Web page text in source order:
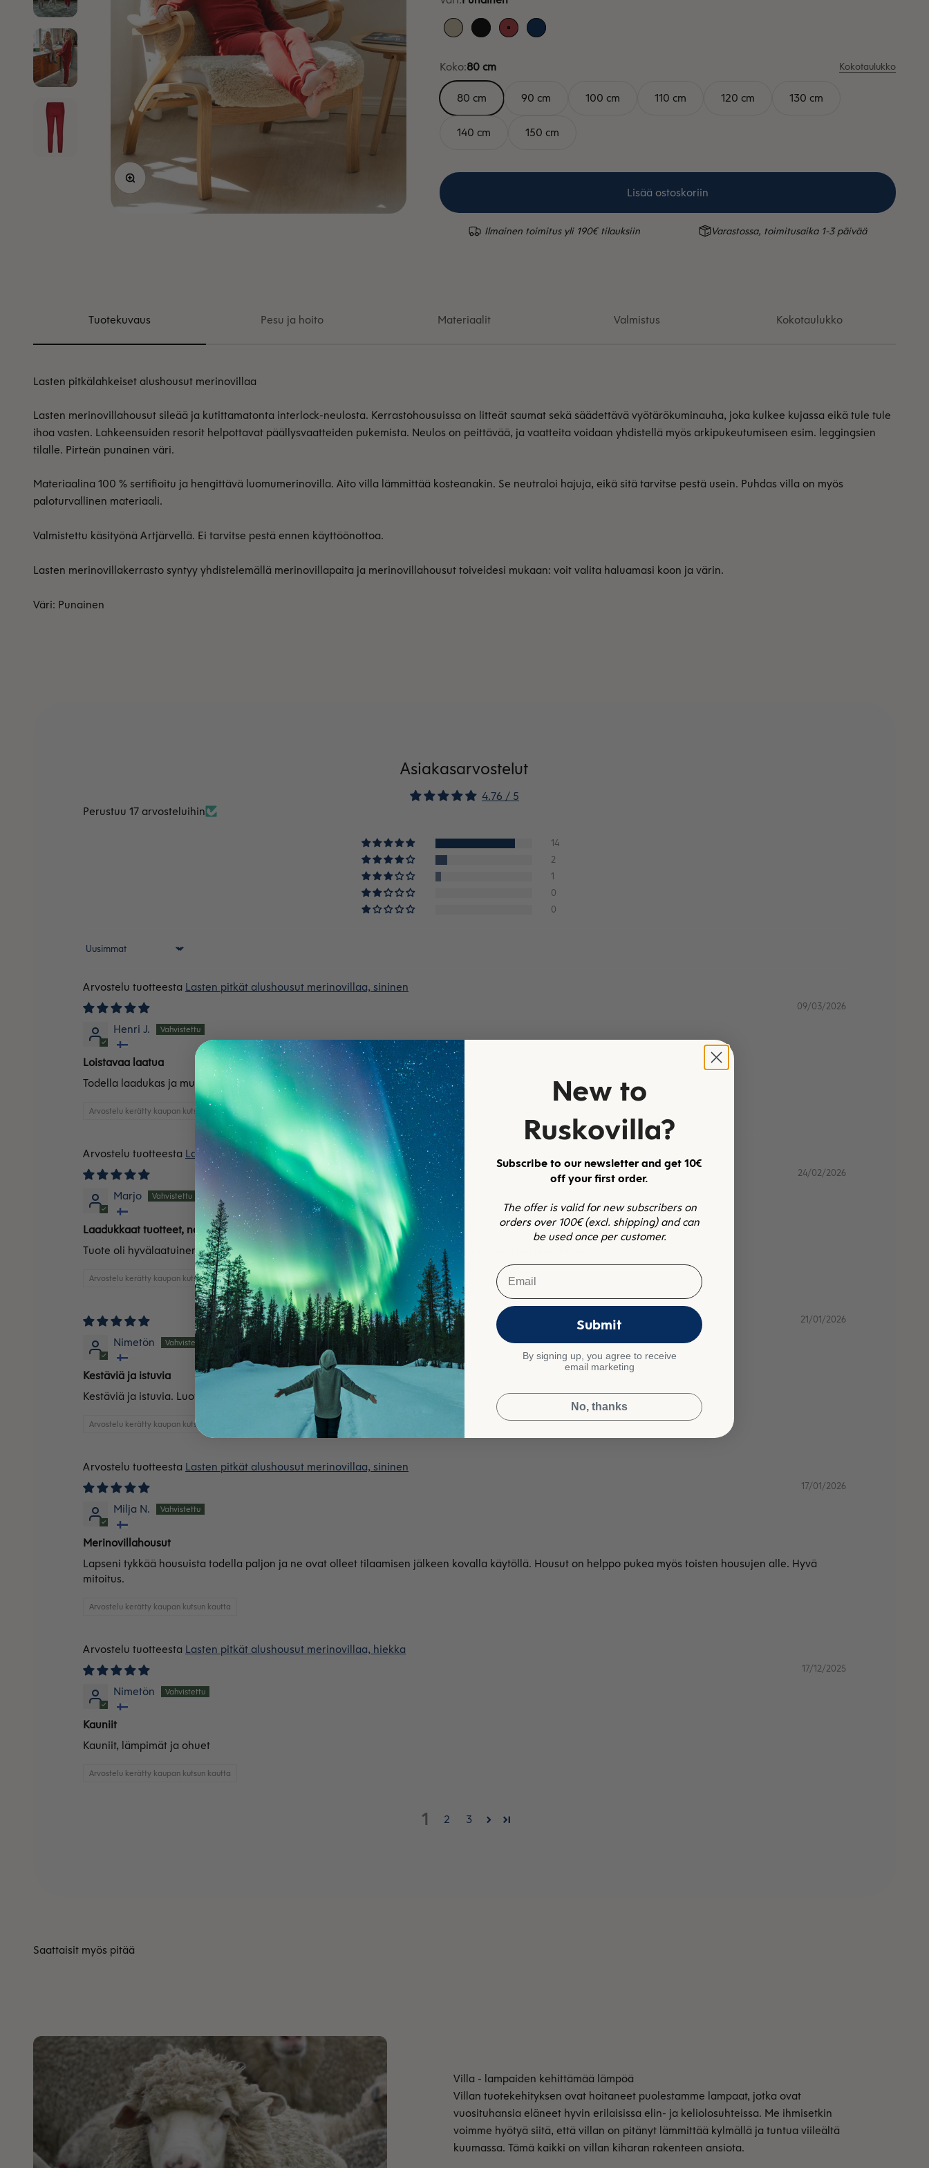
Lähennä
HiekkaMustaPunainenSininen
Koko:80 cm Kokotaulukko
80 cm 90 cm 100 cm 110 cm 120 cm 130 cm
140 cm 150 cm
Lisää ostoskoriin
Ilmainen toimitus yli 190€ tilauksiin Varastossa, toimitusaika 1-3 päivää
Tuotekuvaus
Lasten pitkälahkeiset alushousut merinovillaa
Lasten merinovillahousut sileää ja kutittamatonta interlock-neulosta. Kerrastohousuissa on litteät saumat sekä säädettävä vyötärökuminauha, joka kulkee kujassa eikä tule tule
ihoa vasten. Lahkeensuiden resorit helpottavat päällysvaatteiden pukemista. Neulos on peittävää, ja vaatteita voidaan yhdistellä myös arkipukeutumiseen esim. leggingsien
tilalle. Pirteän punainen väri.
Materiaalina 100 % sertifioitu ja hengittävä luomumerinovilla. Aito villa lämmittää kosteanakin. Se neutraloi hajuja, eikä sitä tarvitse pestä usein. Puhdas villa on myös
paloturvallinen materiaali.
Valmistettu käsityönä Artjärvellä. Ei tarvitse pestä ennen käyttöönottoa.
Lasten merinovillakerrasto syntyy yhdistelemällä merinovillapaita ja merinovillahousut toiveidesi mukaan: voit valita haluamasi koon ja värin.
Väri: Punainen
Pesu ja hoito Materiaalit Valmistus Kokotaulukko
Asiakasarvostelut
4.76 / 5
Perustuu 17 arvosteluihin
14
2
1
0
0
Sort by
Lasten pitkät alushousut merinovillaa, sininen
09/03/2026
Henri J.
Loistavaa laatua
Todella laadukas ja mukava, lapsi pitää kovasti vaatteista.
Arvostelu kerätty kaupan kutsun kautta
Lasten pitkät alushousut merinovillaa, sininen
24/02/2026
Marjo
Laadukkaat tuotteet, nopea toimitus
Tuote oli hyvälaatuinen ja tuotekuvausta vastaava.Se saapui nopeasti, parissa päivässä, postilaatikkoon.
Arvostelu kerätty kaupan kutsun kautta
21/01/2026
Nimetön
Kestäviä ja istuvia
Kestäviä ja istuvia. Luottotuote jo monen vuoden ajan.
Arvostelu kerätty kaupan kutsun kautta
Lasten pitkät alushousut merinovillaa, sininen
17/01/2026
Milja N.
Merinovillahousut
Lapseni tykkää housuista todella paljon ja ne ovat olleet tilaamisen jälkeen kovalla käytöllä. Housut on helppo pukea myös toisten housujen alle. Hyvä
mitoitus.
Arvostelu kerätty kaupan kutsun kautta
Lasten pitkät alushousut merinovillaa, hiekka
17/12/2025
Nimetön
Kauniit
Kauniit, lämpimät ja ohuet
Arvostelu kerätty kaupan kutsun kautta
1 2 3
Villan tuotekehityksen ovat hoitaneet puolestamme lampaat, jotka ovat
vuosituhansia eläneet hyvin erilaisissa elin- ja keliolosuhteissa. Me ihmisetkin
voimme hyötyä siitä, että villan on pitänyt lämmittää kylmällä ja tuntua viileältä
kuumassa. Tämä kaikki on villan kiharan rakenteen ansiota.
New to
Ruskovilla?
Subscribe to our newsletter and get 10€
off your first order.
The offer is valid for new subscribers on
orders over 100€ (excl. shipping) and can
be used once per customer.
Email
Submit
By signing up, you agree to receive
email marketing
No, thanks